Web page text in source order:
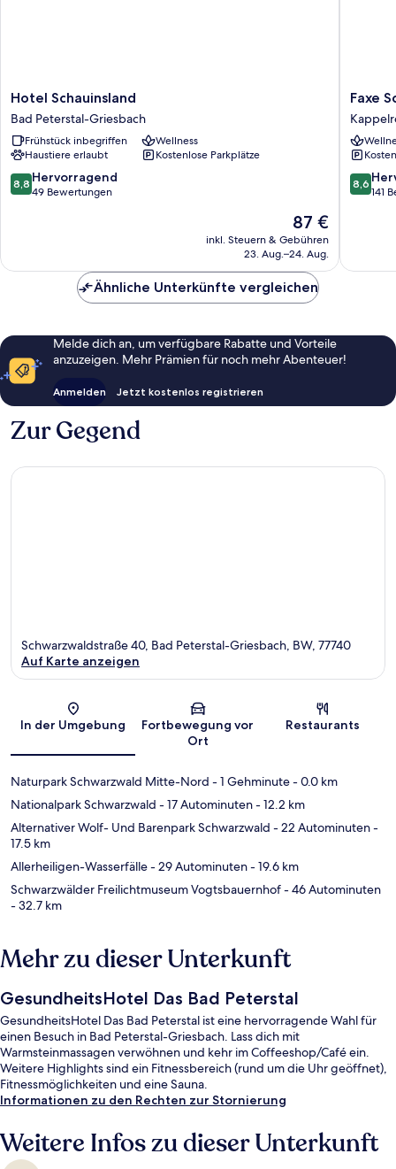
Hotel
Schauinsland
Bad
Peterstal-
Griesbach
Hotel Schauinsland
Bad Peterstal-Griesbach
Frühstück inbegriffen
Wellness
Haustiere erlaubt
Kostenlose Parkplätze
8.8
von
8,8 Hervorragend
49 Bewertungen
Der
Preis
beträgt
87 €
inkl. Steuern & Gebühren
23. Aug.–24. Aug.
Faxe
Hof
Faxe
8.6
von
8,6
141
Ähnliche Unterkünfte vergleichen
Melde dich an, um verfügbare Rabatte und Vorteile
anzuzeigen. Mehr Prämien für noch mehr Abenteuer!
Anmelden Jetzt kostenlos registrieren
Zur Gegend
Karte
Schwarzwaldstraße 40, Bad Peterstal-Griesbach, BW, 77740
Auf Karte anzeigen
In der Umgebung
Fortbewegung vor
Ort
Restaurants
Naturpark Schwarzwald Mitte-Nord - 1 Gehminute- 0.0 km
Nationalpark Schwarzwald - 17 Autominuten- 12.2 km
Alternativer Wolf- Und Barenpark Schwarzwald - 22 Autominuten-
17.5 km
Allerheiligen-Wasserfälle- 29 Autominuten- 19.6 km
Schwarzwälder Freilichtmuseum Vogtsbauernhof- 46 Autominuten
- 32.7 km
Mehr zu dieser Unterkunft
GesundheitsHotel Das Bad Peterstal
GesundheitsHotel Das Bad Peterstal ist eine hervorragende Wahl für
einen Besuch in Bad Peterstal-Griesbach. Lass dich mit
Warmsteinmassagen verwöhnen und kehr im Coffeeshop/Café ein.
Weitere Highlights sind ein Fitnessbereich (rund um die Uhr geöffnet),
Fitnessmöglichkeiten und eine Sauna.
Informationen zu den Rechten zur Stornierung
Weitere Infos zu dieser Unterkunft